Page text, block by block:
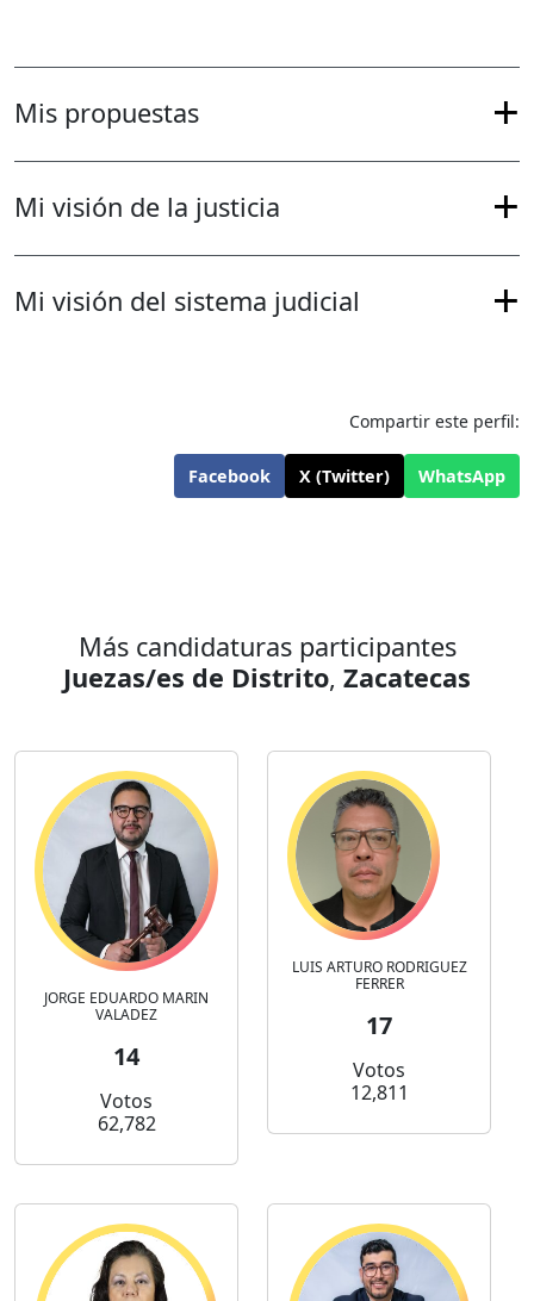
Mis propuestas
Mi visión de la justicia
Mi visión del sistema judicial
Compartir este perfil:
Facebook X (Twitter) WhatsApp
Más candidaturas participantes
Juezas/es de Distrito, Zacatecas
JORGE EDUARDO MARIN
VALADEZ
14
Votos
62,782
LUIS ARTURO RODRIGUEZ
FERRER
17
Votos
12,811